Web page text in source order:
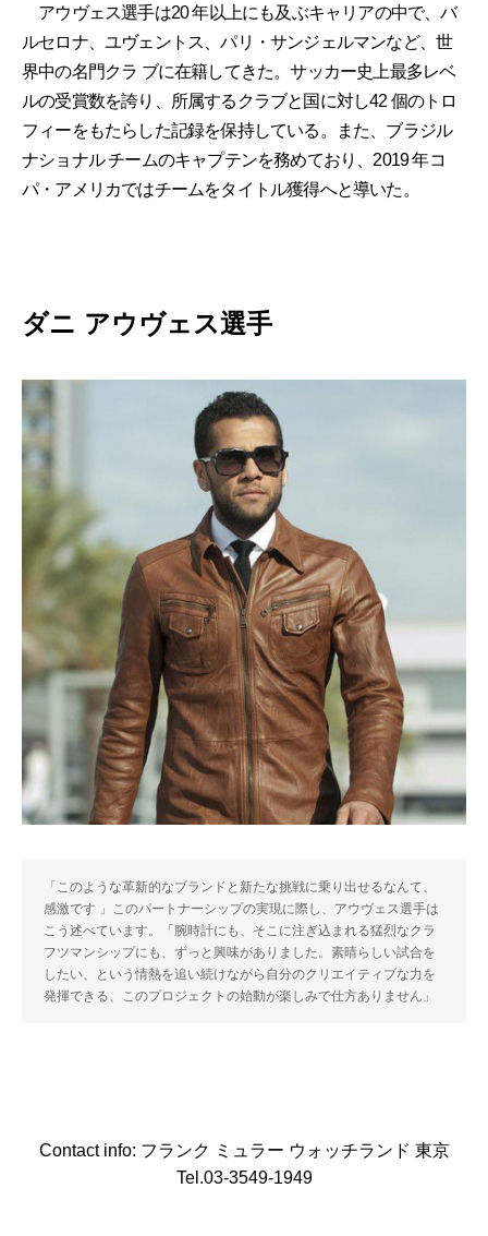
アウヴェス選手は20 年以上にも及ぶキャリアの中で、バ
ルセロナ、ユヴェントス、パリ・サンジェルマンなど、世
界中の名門クラ ブに在籍してきた。サッカー史上最多レベ
ルの受賞数を誇り、所属するクラブと国に対し42 個のトロ
フィーをもたらした記録を保持している。また、ブラジル
ナショナル チームのキャプテンを務めており、2019 年コ
パ・アメリカではチームをタイトル獲得へと導いた。
ダニ アウヴェス選手
「このような革新的なブランドと新たな挑戦に乗り出せるなんて、
感激です 」このパートナーシップの実現に際し、アウヴェス選手は
こう述べています。「腕時計にも、そこに注ぎ込まれる猛烈なクラ
フツマンシップにも、ずっと興味がありました。素晴らしい試合を
したい、という情熱を追い続けながら自分のクリエイティブな力を
発揮できる、このプロジェクトの始動が楽しみで仕方ありません」
Contact info: フランク ミュラー ウォッチランド 東京
Tel.03-3549-1949